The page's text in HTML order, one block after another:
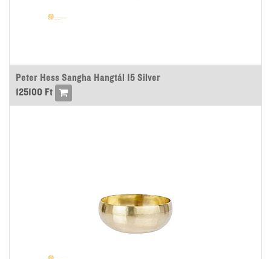
Peter Hess Sangha Hangtál 15 Silver
125100 Ft